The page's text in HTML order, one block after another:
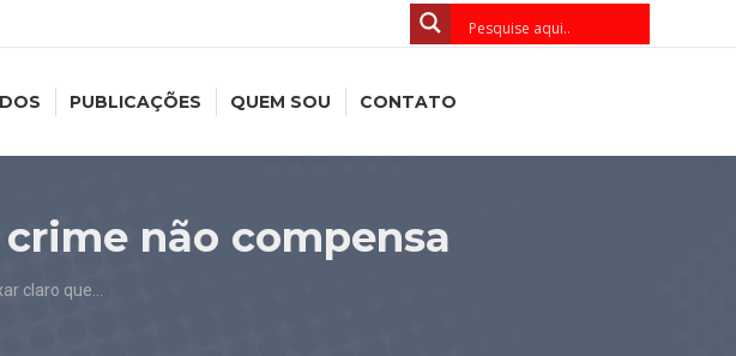
PUBLICAÇÕES QUEM SOU CONTATO
não compensa
claro que…